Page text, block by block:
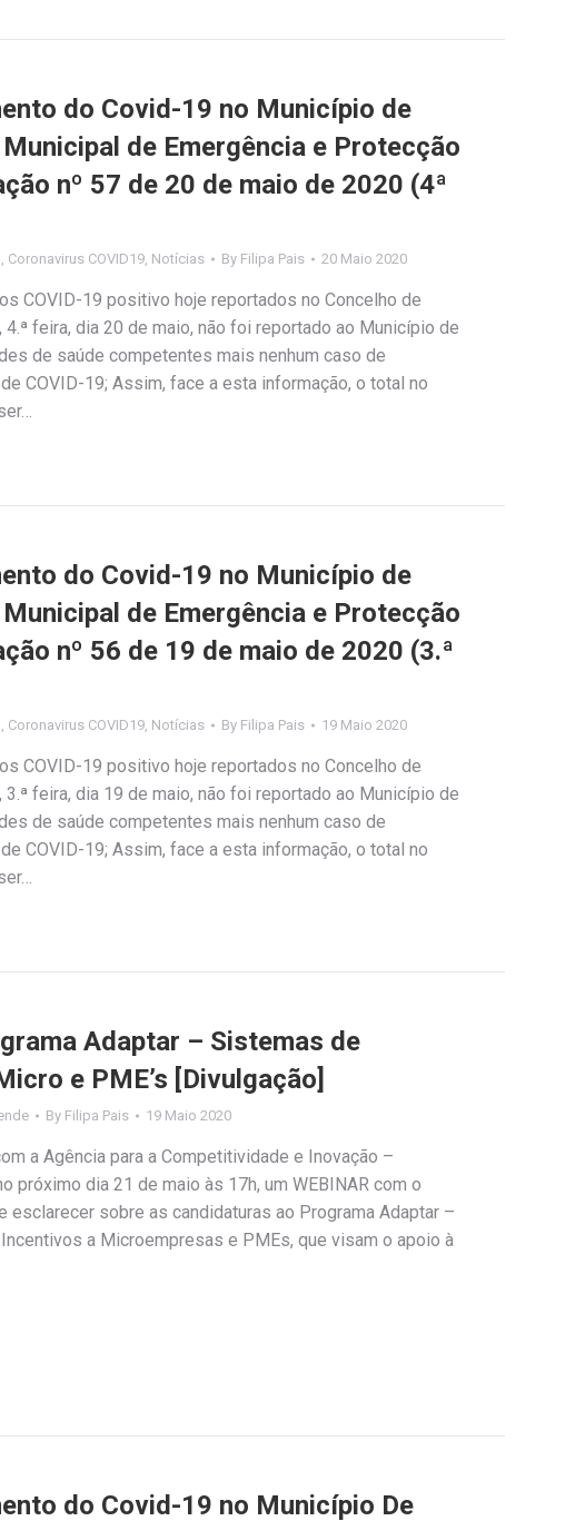
do Covid-19 no Município de
de Emergência e Protecção
nº 57 de 20 de maio de 2020 (4ª
, Coronavirus COVID19, Notícias By Filipa Pais 20 Maio 2020
COVID-19 positivo hoje reportados no Concelho de
4.ª feira, dia 20 de maio, não foi reportado ao Município de
de saúde competentes mais nenhum caso de
COVID-19; Assim, face a esta informação, o total no
do Covid-19 no Município de
de Emergência e Protecção
nº 56 de 19 de maio de 2020 (3.ª
, Coronavirus COVID19, Notícias By Filipa Pais 19 Maio 2020
COVID-19 positivo hoje reportados no Concelho de
3.ª feira, dia 19 de maio, não foi reportado ao Município de
de saúde competentes mais nenhum caso de
COVID-19; Assim, face a esta informação, o total no
Adaptar – Sistemas de
e PME’s [Divulgação]
By Filipa Pais 19 Maio 2020
a Agência para a Competitividade e Inovação –
próximo dia 21 de maio às 17h, um WEBINAR com o
esclarecer sobre as candidaturas ao Programa Adaptar –
a Microempresas e PMEs, que visam o apoio à
do Covid-19 no Município De